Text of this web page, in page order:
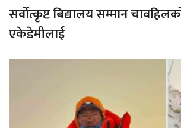
सर्वोत्कृष्ट बिद्यालय सम्मान
एकेडेमीलाई